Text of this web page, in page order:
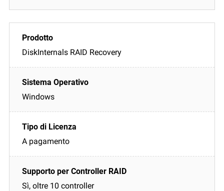
DiskInternals RAID Recovery
Windows
A pagamento
Sì, oltre 10 controller